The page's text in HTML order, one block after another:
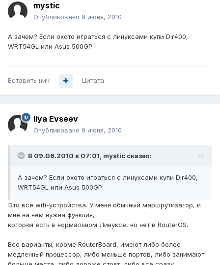
mystic
Опубликовано 9 июня, 2010
А зачем? Если охото играться с линуксами купи Dir400,
WRT54GL или Asus 500GP.
Вставить ник Цитата
Ilya Evseev
Опубликовано 9 июня, 2010
В 09.06.2010 в 07:01, mystic сказал:
А зачем? Если охото играться с линуксами купи Dir400,
WRT54GL или Asus 500GP.
Это всё wifi-устройства. У меня обычный маршрутизатор, и
мне на нём нужна функция,
которая есть в нормальном Линуксе, но нет в RouterOS.
Все варианты, кроме RouterBoard, имеют либо более
медленный процессор, либо меньше портов, либо занимают